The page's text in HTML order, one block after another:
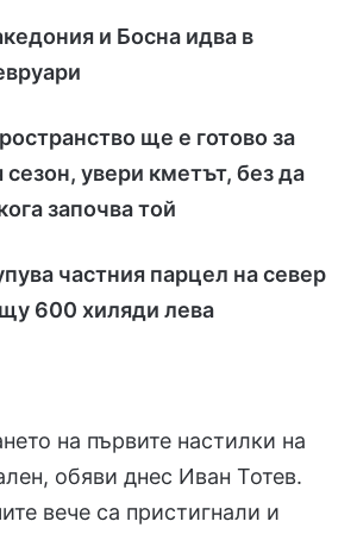
и Босна идва в
ще е готово за
сезон, увери кметът, без да
започва той
частния парцел на север
600 хиляди лева
на първите настилки на
обяви днес Иван Тотев.
вече са пристигнали и